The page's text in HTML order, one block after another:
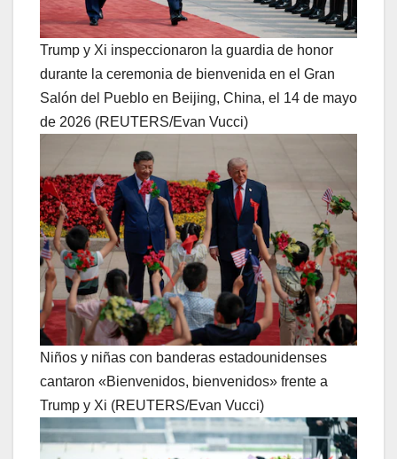
Trump y Xi inspeccionaron la guardia de honor
durante la ceremonia de bienvenida en el Gran
Salón del Pueblo en Beijing, China, el 14 de mayo
de 2026 (REUTERS/Evan Vucci)
Niños y niñas con banderas estadounidenses
cantaron «Bienvenidos, bienvenidos» frente a
Trump y Xi (REUTERS/Evan Vucci)